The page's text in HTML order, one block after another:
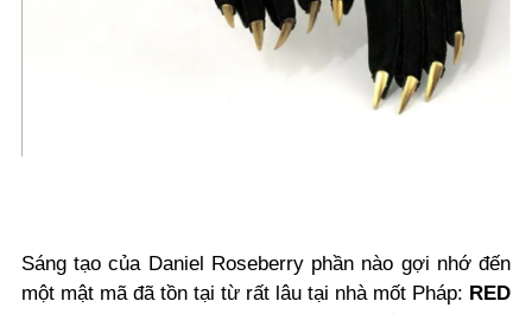
Sáng tạo của Daniel Roseberry phần nào gợi nhớ đến
một mật mã đã tồn tại từ rất lâu tại nhà mốt Pháp: RED